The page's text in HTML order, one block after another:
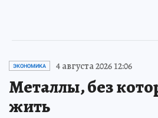
ЭКОНОМИКА 4 августа 2026 12:06
Металлы, без
жить